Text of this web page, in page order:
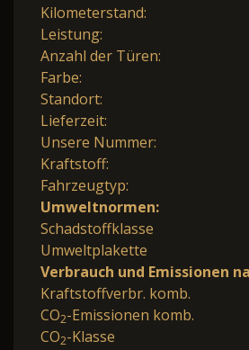
Kilometerstand:
Leistung:
Anzahl der Türen:
Farbe:
Standort:
Lieferzeit:
Unsere Nummer:
Kraftstoff:
Fahrzeugtyp:
Umweltnormen:
Schadstoffklasse
Umweltplakette
Verbrauch und Emissionen
Kraftstoffverbr. komb.
CO2-Emissionen komb.
CO2-Klasse